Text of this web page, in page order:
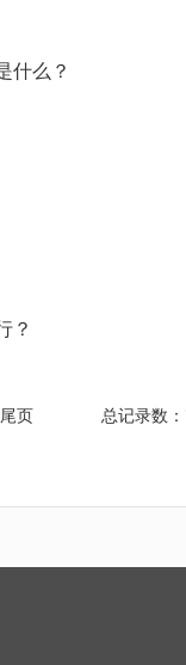
什么？
？
尾页 总记录数：